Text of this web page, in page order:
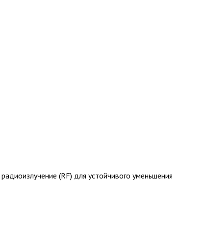
(RF) для устойчивого уменьшения